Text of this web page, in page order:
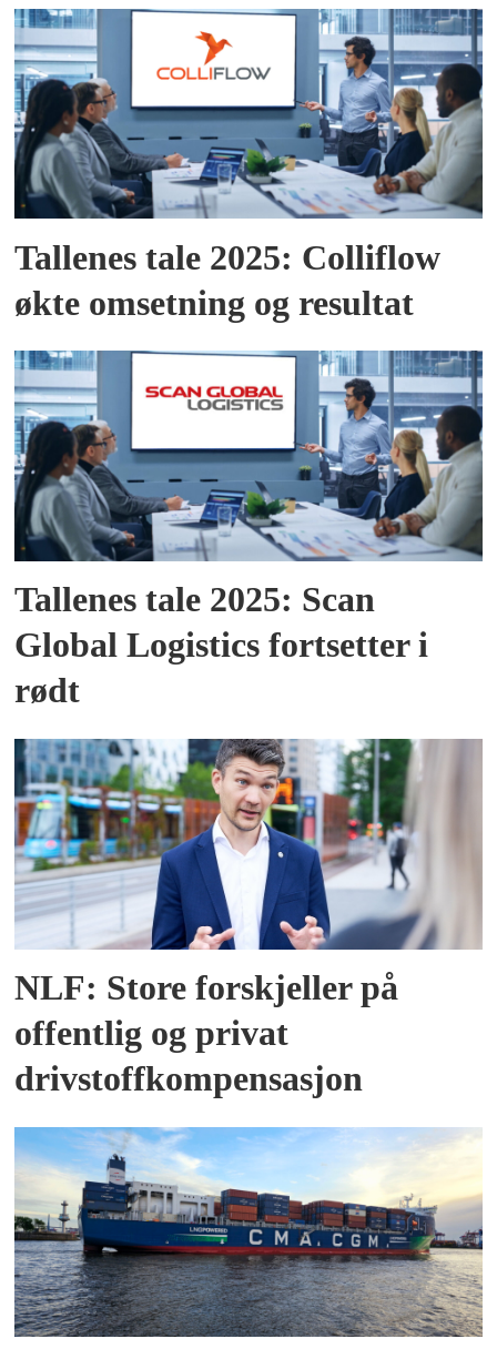
Tallenes tale 2025: Colliflow
økte omsetning og resultat
Tallenes tale 2025: Scan
Global Logistics fortsetter i
rødt
NLF: Store forskjeller på
offentlig og privat
drivstoffkompensasjon